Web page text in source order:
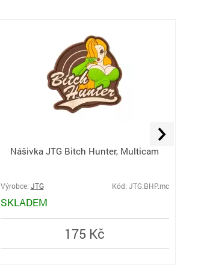
Nášivka JTG Bitch Hunter, Multicam
Výrobce: JTG Kód: JTG.BHP.mc
SKLADEM
175 Kč